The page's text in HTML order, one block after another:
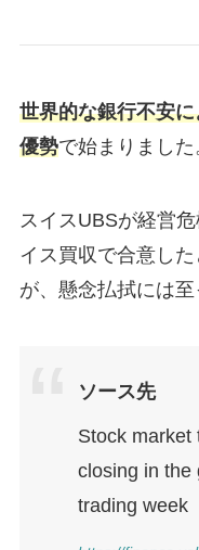
世界的な銀行不安
優勢で始まりました
スイスUBSが経営
イス買収で合意し
が、懸念払拭には至
ソース先
Stock market
closing in the
trading week